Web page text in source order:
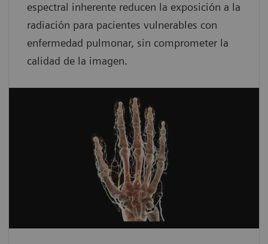
espectral inherente reducen la exposición a la
radiación para pacientes vulnerables con
enfermedad pulmonar, sin comprometer la
calidad de la imagen.